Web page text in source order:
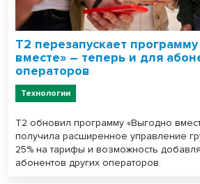
Т2 перезапускает
вместе» – теперь и для
операторов
Технологии
T2 обновил программу «Выгодно
получила расширенное управление
25% на тарифы и возможность
абонентов других операторов.